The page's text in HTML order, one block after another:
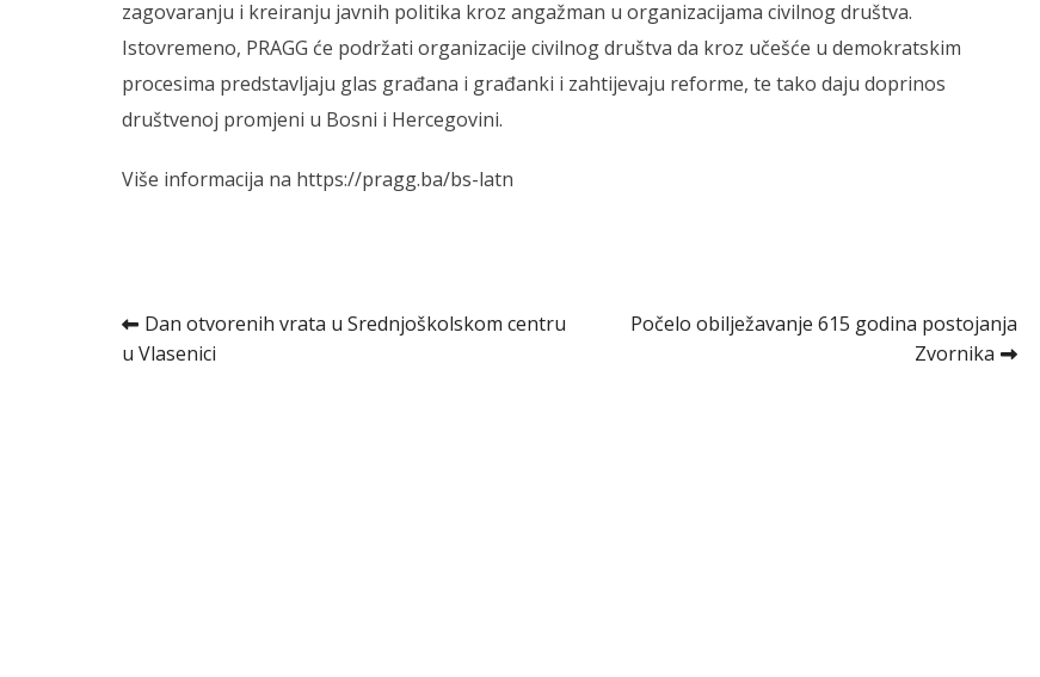
zagovaranju i kreiranju javnih politika kroz angažman u organizacijama civilnog društva.
Istovremeno, PRAGG će podržati organizacije civilnog društva da kroz učešće u demokratskim
procesima predstavljaju glas građana i građanki i zahtijevaju reforme, te tako daju doprinos
društvenoj promjeni u Bosni i Hercegovini.
Više informacija na https://pragg.ba/bs-latn
Kretanje
Dan otvorenih vrata u Srednjoškolskom centru
u Vlasenici
Počelo obilježavanje 615 godina postojanja
Zvornika